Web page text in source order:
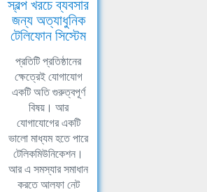
স্বল্প খরচে ব্যবসার
জন্য অত্যাধুনিক
টেলিফোন সিস্টেম
প্রতিটি প্রতিষ্ঠানের
ক্ষেত্রেই যোগাযোগ
একটি অতি গুরুত্বপূর্ণ
বিষয়। আর
যোগাযোগের একটি
ভালো মাধ্যম হতে পারে
টেলিকমিউনিকেশন।
আর এ সমস্যার সমাধান
করতে আলফা নেট